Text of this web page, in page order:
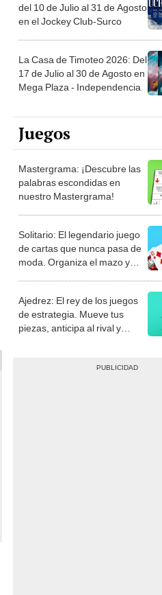
del 10 de Julio al 31 de Agosto
en el Jockey Club-Surco
La Casa de Timoteo 2026: Del
17 de Julio al 30 de Agosto en
Mega Plaza - Independencia
Juegos
Mastergrama: ¡Descubre las
palabras escondidas en
nuestro Mastergrama!
Solitario: El legendario juego
de cartas que nunca pasa de
moda. Organiza el mazo y
Ajedrez: El rey de los juegos
de estrategia. Mueve tus
piezas, anticipa al rival y